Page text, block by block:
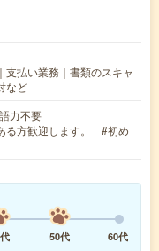
支払い業務｜書類のスキャ
など
力不要
る方歓迎します。 #初め
50代 60代